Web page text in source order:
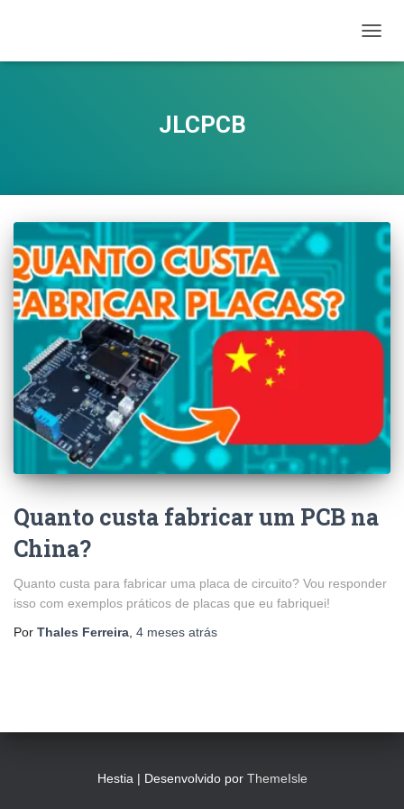
JLCPCB
Quanto custa fabricar um PCB na
China?
Quanto custa para fabricar uma placa de circuito? Vou responder
isso com exemplos práticos de placas que eu fabriquei!
Por Thales Ferreira 4 meses atrás
Hestia | Desenvolvido por ThemeIsle